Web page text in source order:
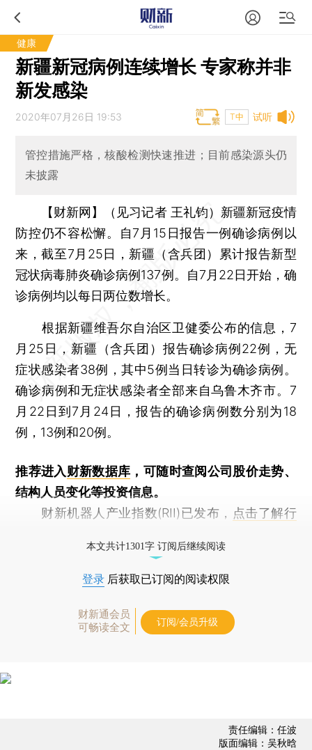
健康
新疆新冠病例连续增长 专家称并非
新发感染
试听
2020年07月26日 19:53 T中
管控措施严格，核酸检测快速推进；目前感染源头仍
未披露
【财新网】（见习记者 王礼钧） 新疆新冠疫情
防控仍不容松懈。自7月15日报告一例确诊病例以
来，截至7月25日，新疆（含兵团）累计报告新型
冠状病毒肺炎确诊病例137例。自7月22日开始，确
诊病例均以每日两位数增长。
根据新疆维吾尔自治区卫健委公布的信息，7
月25日，新疆（含兵团）报告确诊病例22例，无
症状感染者38例，其中5例当日转诊为确诊病例。
确诊病例和无症状感染者全部来自乌鲁木齐市。7
月22日到7月24日，报告的确诊病例数分别为18
例，13例和20例。
推荐进入财新数据库 ，可随时查阅公司股价走势、
结构人员变化等投资信息。
财新机器人产业指数(RII)已发布， 点击了解行
本文共计1301字 订阅后继续阅读
登录 后获取已订阅的阅读权限
财新通会员
可畅读全文
订阅/会员升级
责任编辑：任波
版面编辑：吴秋晗